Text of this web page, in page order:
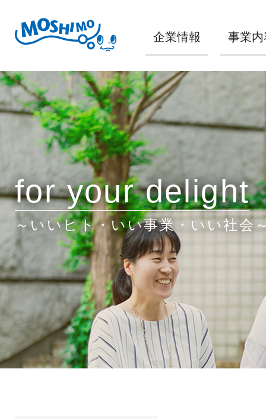
企業情報 事業内
for your delight
～いいヒト・いい事業・いい社会